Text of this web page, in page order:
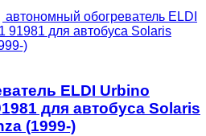
автономный обогреватель ELDI
91981 для автобуса Solaris
)
ELDI Urbino
для автобуса Solaris
(1999-)